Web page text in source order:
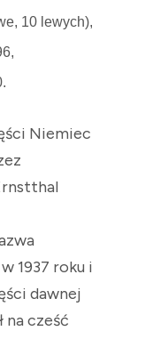
10 lewych),
Niemiec
1937 roku i
dawnej
na cześć